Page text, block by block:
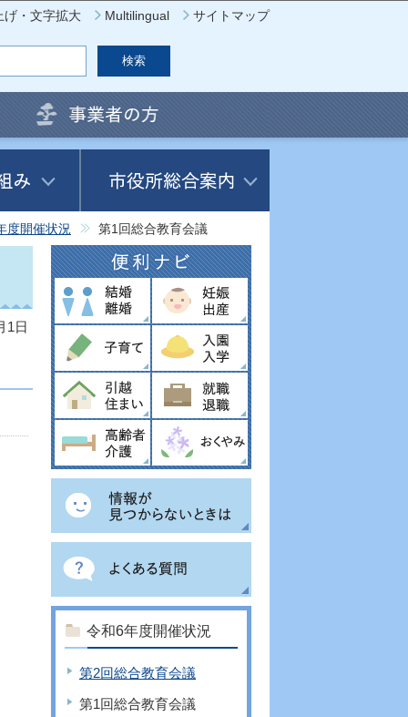
げ・文字拡大 Multilingual サイトマップ
度開催状況 第1回総合教育会議
1日
令和6年度開催状況
第2回総合教育会議
第1回総合教育会議